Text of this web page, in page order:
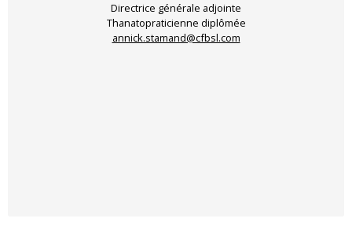
Directrice générale adjointe
Thanatopraticienne diplômée
annick.stamand@cfbsl.com